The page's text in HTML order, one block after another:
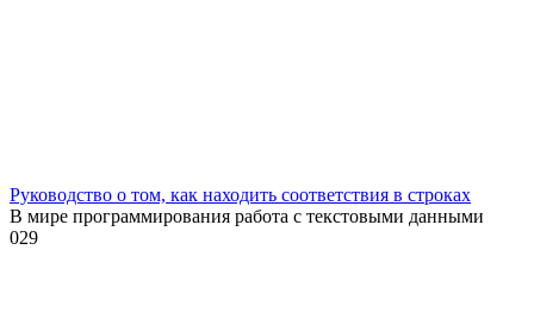
Руководство о том, как находить соответствия в строках
В мире программирования работа с текстовыми данными
029